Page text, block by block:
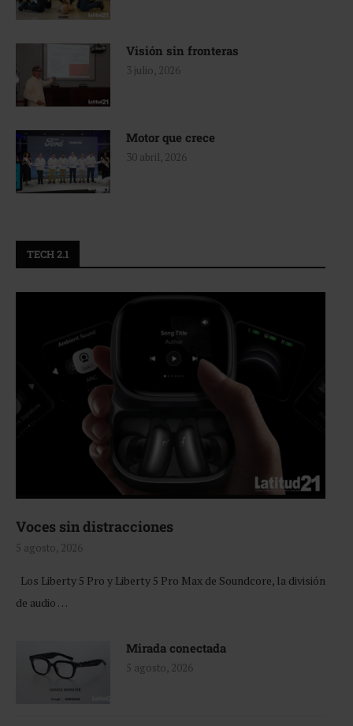
Visión sin fronteras
3 julio, 2026
Motor que crece
30 abril, 2026
TECH 2.1
Voces sin distracciones
5 agosto, 2026
Los Liberty 5 Pro y Liberty 5 Pro Max de Soundcore, la división
de audio …
Mirada conectada
5 agosto, 2026